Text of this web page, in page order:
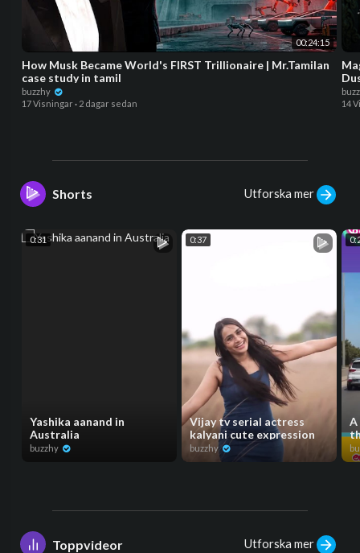
00:24:15
How Musk Became World's FIRST Trillionaire | Mr.Tamilan
case study in tamil
buzzhy
17 Visningar· 2 dagar sedan
14
Shorts Utforska mer
0:31
Yashika aanand in
Australia
buzzhy
0:37
Vijay tv serial actress
kalyani cute expression
buzzhy
A
Toppvideor Utforska mer